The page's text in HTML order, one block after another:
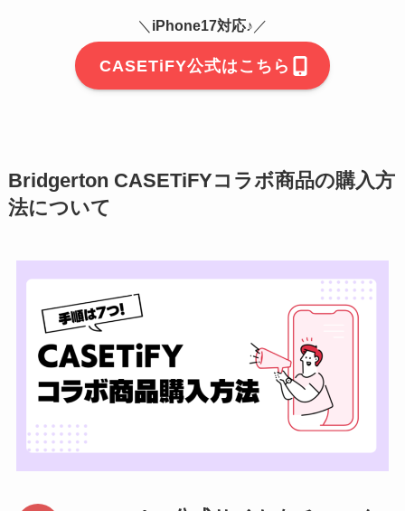
＼ iPhone17対応♪ ／
CASETiFY公式はこちら
Bridgerton CASETiFYコラボ商品の購入方
法について